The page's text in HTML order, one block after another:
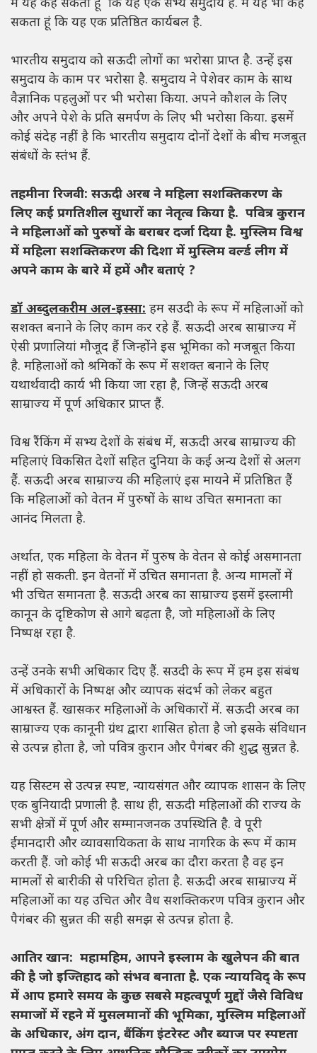
मैं यह कह सकता हूं कि यह एक सभ्य समुदाय है. मैं यह भी कह
सकता हूं कि यह एक प्रतिष्ठित कार्यबल है.
भारतीय समुदाय को सऊदी लोगों का भरोसा प्राप्त है. उन्हें इस
समुदाय के काम पर भरोसा है. समुदाय ने पेशेवर काम के साथ
वैज्ञानिक पहलुओं पर भी भरोसा किया. अपने कौशल के लिए
और अपने पेशे के प्रति समर्पण के लिए भी भरोसा किया. इसमें
कोई संदेह नहीं है कि भारतीय समुदाय दोनों देशों के बीच मजबूत
संबंधों के स्तंभ हैं.
तहमीना रिजवी: सऊदी अरब ने महिला सशक्तिकरण के
लिए कई प्रगतिशील सुधारों का नेतृत्व किया है. पवित्र कुरान
ने महिलाओं को पुरुषों के बराबर दर्जा दिया है. मुस्लिम विश्व
में महिला सशक्तिकरण की दिशा में मुस्लिम वर्ल्ड लीग में
अपने काम के बारे में हमें और बताएं ?
डॉ अब्दुलकरीम अल-इस्सा: हम सउदी के रूप में महिलाओं को
सशक्त बनाने के लिए काम कर रहे हैं. सऊदी अरब साम्राज्य में
ऐसी प्रणालियां मौजूद हैं जिन्होंने इस भूमिका को मजबूत किया
है. महिलाओं को श्रमिकों के रूप में सशक्त बनाने के लिए
यथार्थवादी कार्य भी किया जा रहा है, जिन्हें सऊदी अरब
साम्राज्य में पूर्ण अधिकार प्राप्त हैं.
विश्व रैंकिंग में सभ्य देशों के संबंध में, सऊदी अरब साम्राज्य की
महिलाएं विकसित देशों सहित दुनिया के कई अन्य देशों से अलग
हैं. सऊदी अरब साम्राज्य की महिलाएं इस मायने में प्रतिष्ठित हैं
कि महिलाओं को वेतन में पुरुषों के साथ उचित समानता का
आनंद मिलता है.
अर्थात, एक महिला के वेतन में पुरुष के वेतन से कोई असमानता
नहीं हो सकती. इन वेतनों में उचित समानता है. अन्य मामलों में
भी उचित समानता है. सऊदी अरब का साम्राज्य इसमें इस्लामी
कानून के दृष्टिकोण से आगे बढ़ता है, जो महिलाओं के लिए
निष्पक्ष रहा है.
उन्हें उनके सभी अधिकार दिए हैं. सउदी के रूप में हम इस संबंध
में अधिकारों के निष्पक्ष और व्यापक संदर्भ को लेकर बहुत
आश्वस्त हैं. खासकर महिलाओं के अधिकारों में. सऊदी अरब का
साम्राज्य एक कानूनी ग्रंथ द्वारा शासित होता है जो इसके संविधान
से उत्पन्न होता है, जो पवित्र कुरान और पैगंबर की शुद्ध सुन्नत है.
यह सिस्टम से उत्पन्न स्पष्ट, न्यायसंगत और व्यापक शासन के लिए
एक बुनियादी प्रणाली है. साथ ही, सऊदी महिलाओं की राज्य के
सभी क्षेत्रों में पूर्ण और सम्मानजनक उपस्थिति है. वे पूरी
ईमानदारी और व्यावसायिकता के साथ नागरिक के रूप में काम
करती हैं. जो कोई भी सऊदी अरब का दौरा करता है वह इन
मामलों से बारीकी से परिचित होता है. सऊदी अरब साम्राज्य में
महिलाओं का यह उचित और वैध सशक्तिकरण पवित्र कुरान और
पैगंबर की सुन्नत की सही समझ से उत्पन्न होता है.
आतिर खान: महामहिम, आपने इस्लाम के खुलेपन की बात
की है जो इज्तिहाद को संभव बनाता है. एक न्यायविद् के रूप
में आप हमारे समय के कुछ सबसे महत्वपूर्ण मुद्दों जैसे विविध
समाजों में रहने में मुसलमानों की भूमिका, मुस्लिम महिलाओं
के अधिकार, अंग दान, बैंकिंग इंटरेस्ट और ब्याज पर स्पष्टता